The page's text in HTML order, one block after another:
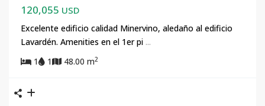
120,055 USD
Excelente edificio calidad Minervino, aledaño al edificio
Lavardén. Amenities en el 1er pi ...
1
1 48.00 m2